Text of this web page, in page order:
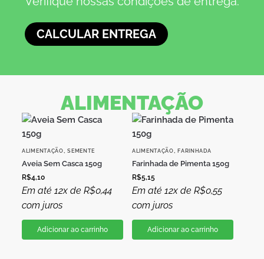
CALCULAR ENTREGA
ALIMENTAÇÃO
ALIMENTAÇÃO,SEMENTE
Aveia Sem Casca 150g
R$4,10
Em até 12x de R$0,44
com juros
Adicionar ao carrinho
ALIMENTAÇÃO,FARINHADA
Farinhada de Pimenta 150g
R$5,15
Em até 12x de R$0,55
com juros
Adicionar ao carrinho